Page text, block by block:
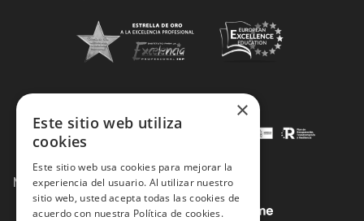
Métodos de Pago:
×
Este sitio web utiliza
cookies
Este sitio web usa cookies para mejorar la
experiencia del usuario. Al utilizar nuestro
sitio web, usted acepta todas las cookies de
acuerdo con nuestra Política de cookies.